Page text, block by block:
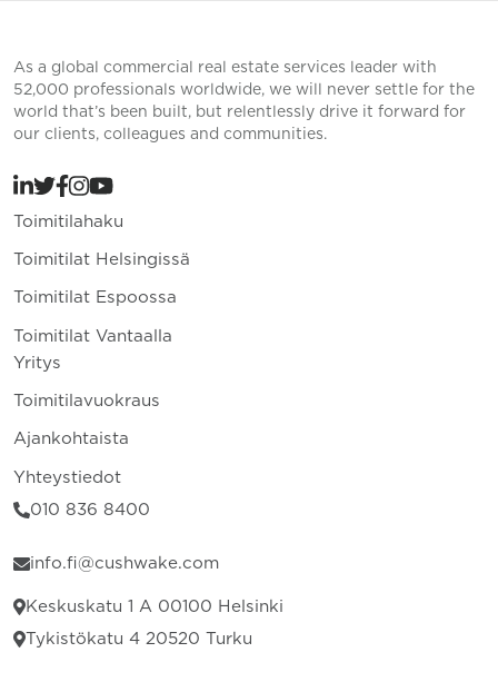
As a global commercial real estate services leader with
52,000 professionals worldwide, we will never settle for the
world that’s been built, but relentlessly drive it forward for
our clients, colleagues and communities.
Toimitilahaku
Toimitilat Helsingissä
Toimitilat Espoossa
Toimitilat Vantaalla
Yritys
Toimitilavuokraus
Ajankohtaista
Yhteystiedot
010 836 8400
info.fi@cushwake.com
Keskuskatu 1 A 00100 Helsinki
Tykistökatu 4 20520 Turku